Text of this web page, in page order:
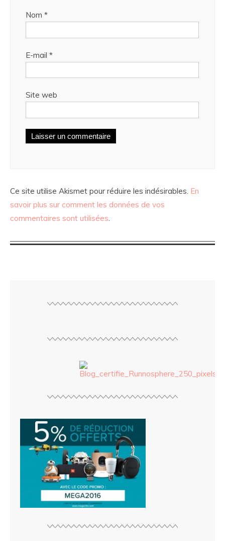
Nom *
E-mail *
Site web
Ce site utilise Akismet pour réduire les indésirables. En
savoir plus sur comment les données de vos
commentaires sont utilisées.